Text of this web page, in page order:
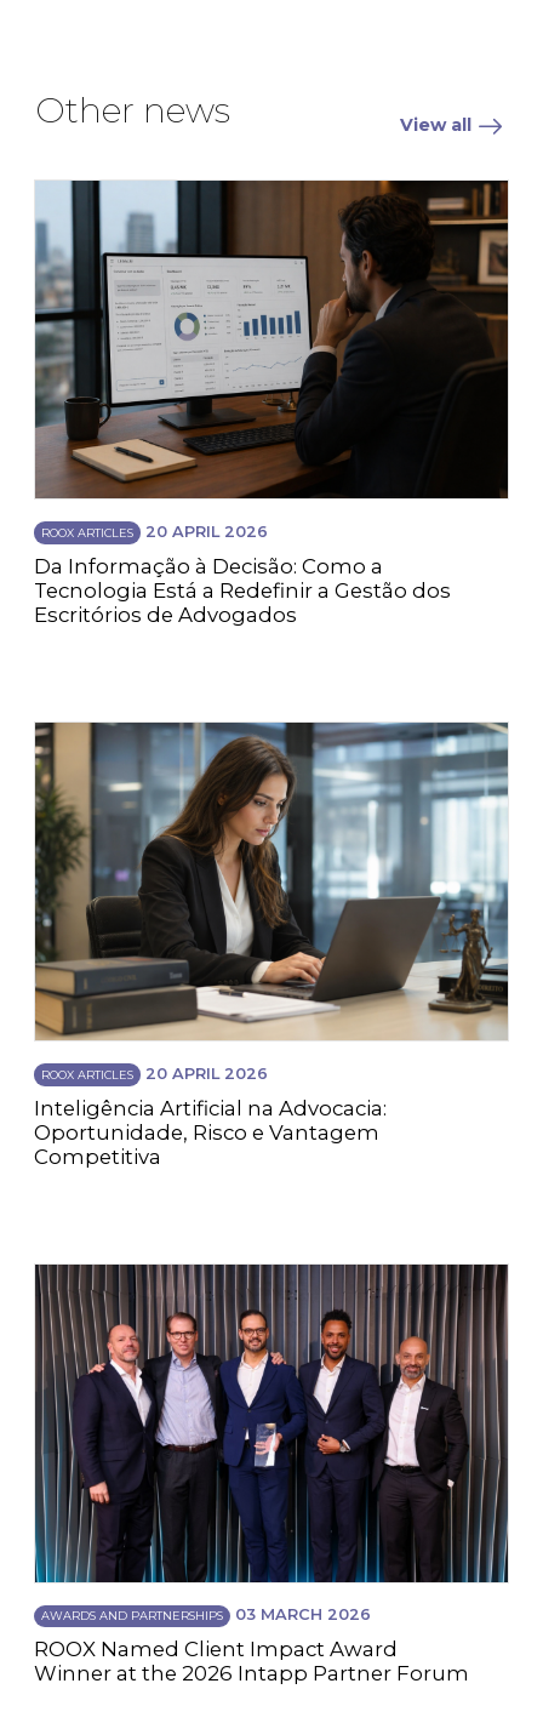
Other news View all
ROOX ARTICLES 20 APRIL 2026
Da Informação à Decisão: Como a
Tecnologia Está a Redefinir a Gestão dos
Escritórios de Advogados
ROOX ARTICLES 20 APRIL 2026
Inteligência Artificial na Advocacia:
Oportunidade, Risco e Vantagem
Competitiva
AWARDS AND PARTNERSHIPS 03 MARCH 2026
ROOX Named Client Impact Award
Winner at the 2026 Intapp Partner Forum